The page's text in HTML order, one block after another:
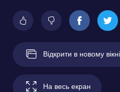
Відкрити в новому вікні
На весь екран